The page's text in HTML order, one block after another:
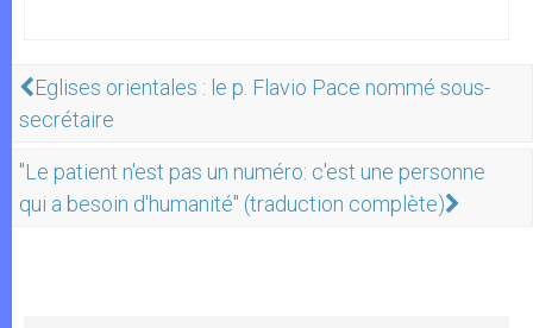
Eglises orientales : le p. Flavio Pace nommé sous-
secrétaire
"Le patient n'est pas un numéro: c'est une personne
qui a besoin d'humanité" (traduction complète)